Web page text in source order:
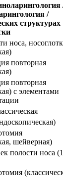
/
структурах
носа,
повторная
повторная
с элементами
шейверная)
полости носа (1